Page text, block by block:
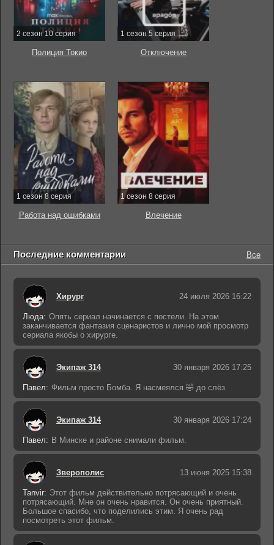
2 сезон 10 серия
Полиция Токио
1 сезон 5 серия
Отключение
1 сезон 8 серия
Работа над ошибками
1 сезон 8 серия
Влечение
Последние комментарии Все
Хирург 24 июля 2026 16:22
Люда: Опять сериал начинается с постели. На этом
заканчивается фантазия сценаристов и лично мой просмотр
сериала якобы о хирурге.
Экипаж 314 30 января 2026 17:25
Павел: Фильм просто Бомба. Я насмеялся 🤣 до слёз
Экипаж 314 30 января 2026 17:24
Павел: В Минске и районе снимали фильм.
Зверополис 13 июня 2025 15:38
Tanvir: Этот фильм действительно потрясающий и очень
потрясающий. Мне он очень нравится. Он очень приятный.
Большое спасибо, что поделились этим. Я очень рад
посмотреть этот фильм.